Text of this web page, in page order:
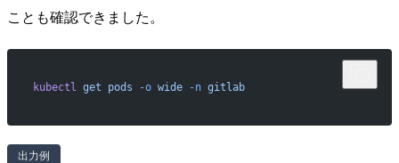
ことも確認できました。
kubectl get pods -o wide -n gitlab
出力例